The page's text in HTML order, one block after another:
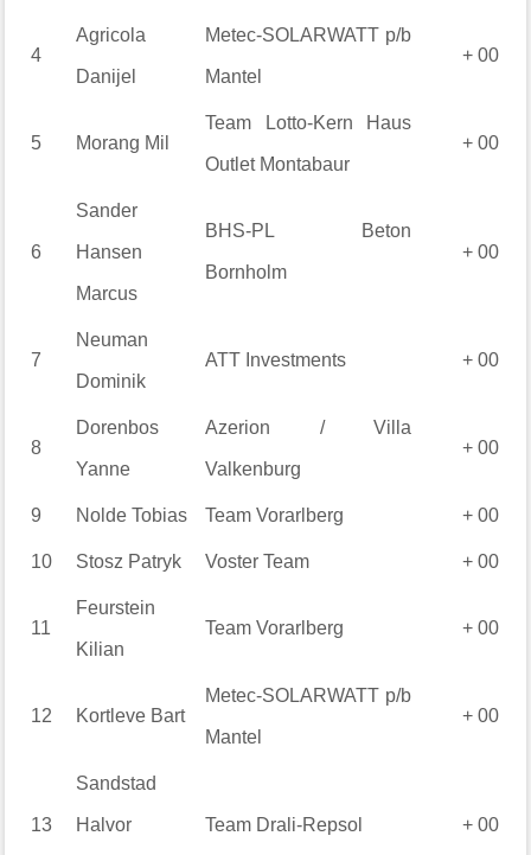
4
Agricola
Danijel
Metec-SOLARWATT p/b
Mantel
+ 00
5 Morang Mil
Team Lotto-Kern Haus
Outlet Montabaur
+ 00
6
Sander
Hansen
Marcus
BHS-PL Beton
Bornholm
+ 00
7
Neuman
Dominik
ATT Investments + 00
8
Dorenbos
Yanne
Azerion / Villa
Valkenburg
+ 00
9 Nolde Tobias Team Vorarlberg + 00
10 Stosz Patryk Voster Team + 00
11
Feurstein
Kilian
Team Vorarlberg + 00
12 Kortleve Bart
Metec-SOLARWATT p/b
Mantel
+ 00
13
Sandstad
Halvor Team Drali-Repsol + 00